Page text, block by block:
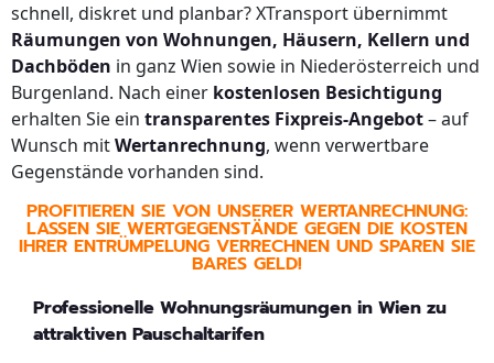
schnell, diskret und planbar? XTransport übernimmt
Räumungen von Wohnungen, Häusern, Kellern und
Dachböden in ganz Wien sowie in Niederösterreich und
Burgenland. Nach einer kostenlosen Besichtigung
erhalten Sie ein transparentes Fixpreis-Angebot– auf
Wunsch mitWertanrechnung, wenn verwertbare
Gegenstände vorhanden sind.
PROFITIEREN SIE VON UNSERER WERTANRECHNUNG:
LASSEN SIE WERTGEGENSTÄNDE GEGEN DIE KOSTEN
IHRER ENTRÜMPELUNG VERRECHNEN UND SPAREN SIE
BARES GELD!
Professionelle Wohnungsräumungen in Wien zu
attraktiven Pauschaltarifen